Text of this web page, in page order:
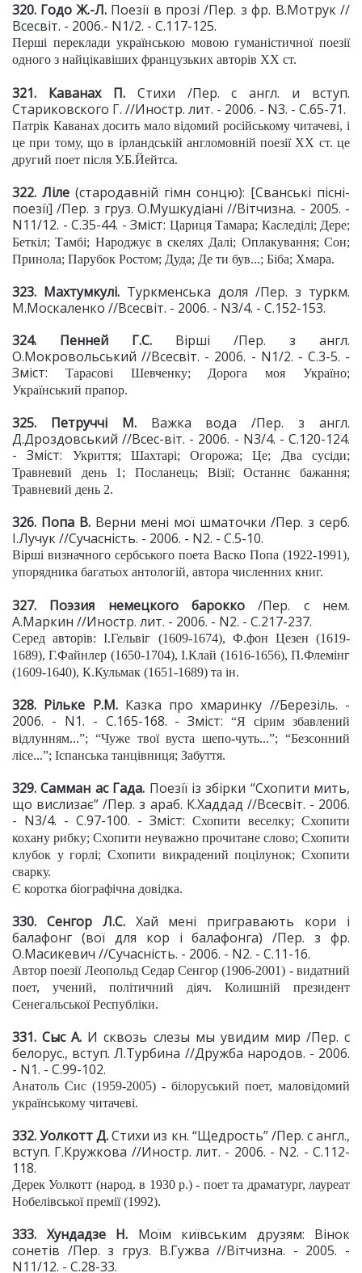
320. Годо Ж.-Л.Поезії в прозі /Пер. з фр. В.Мотрук //
Всесвіт. - 2006.- N1/2. - С.117-125.
Перші переклади українською мовою гуманістичної поезії
одного з найцікавіших французьких авторів ХХ ст.
321. Каванах П.Стихи /Пер. с англ. и вступ.
Стариковского Г. //Иностр. лит. - 2006. - N3. - С.65-71.
Патрік Каванах досить мало відомий російському читачеві, і
це при тому, що в ірландській англомовній поезії ХХ ст. це
другий поет після У.Б.Йейтса.
322. Ліле (стародавній гімн сонцю): [Сванські пісні-
поезії] /Пер. з груз. О.Мушкудіані //Вітчизна. - 2005. -
N11/12. - С.35-44. - Зміст: Цариця Тамара; Каследілі; Дере;
Беткіл; Тамбі; Народжує в скелях Далі; Оплакування; Сон;
Принола; Парубок Ростом; Дуда; Де ти був...; Біба; Хмара.
323. Махтумкулі. Туркменська доля /Пер. з туркм.
М.Москаленко //Всесвіт. - 2006. - N3/4. - С.152-153.
324. Пенней Г.С. Вірші /Пер. з англ.
О.Мокровольський //Всесвіт. - 2006. - N1/2. - С.3-5. -
Зміст:
Тарасові Шевченку; Дорога моя Україно;
Український прапор.
325. Петруччі М.Важка вода /Пер. з англ.
Д.Дроздовський //Всес-віт. - 2006. - N3/4. - С.120-124.
- Зміст:
Укриття; Шахтарі; Огорожа; Це; Два сусіди;
Травневий день 1; Посланець; Візії; Останнє бажання;
Травневий день 2.
326. Попа В. Верни мені мої шматочки /Пер. з серб.
І.Лучук //Сучасність. - 2006. - N2. - С.5-10.
Вірші визначного сербського поета Васко Попа (1922-1991),
упорядника багатьох антологій, автора численних книг.
327. Поэзия немецкого барокко /Пер. с нем.
А.Маркин //Иностр. лит. - 2006. - N2. - С.217-237.
Серед авторів: І.Гельвіг (1609-1674), Ф.фон Цезен (1619-
1689), Г.Файнлер (1650-1704), І.Клай (1616-1656), П.Флемінг
(1609-1640), К.Кульмак (1651-1689) та ін.
328. Рільке Р.М.Казка про хмаринку //Березіль. -
2006. - N1. - С.165-168. - Зміст:“Я сірим збавлений
відлунням...”; “Чуже твої вуста шепо-чуть...”; “Безсонний
лісе...”; Іспанська танцівниця; Забуття.
329. Самман ас Гада. Поезії із збірки “Схопити мить,
що вислизає” /Пер. з араб. К.Хаддад //Всесвіт. - 2006.
- N3/4. - С.97-100. - Зміст: Схопити веселку; Схопити
кохану рибку; Схопити неуважно прочитане слово; Схопити
клубок у горлі; Схопити викрадений поцілунок; Схопити
сварку.
Є коротка біографічна довідка.
330. Сенгор Л.С. Хай мені пригравають кори і
балафонг (вої для кор і балафонга) /Пер. з фр.
О.Масикевич //Сучасність. - 2006. - N2. - С.11-16.
Автор поезії Леопольд Седар Сенгор (1906-2001) - видатний
поет, учений, політичний діяч. Колишній президент
Сенегальської Республіки.
331. Сыс А. И сквозь слезы мы увидим мир /Пер. с
белорус., вступ. Л.Турбина //Дружба народов. - 2006.
- N1. - С.99-102.
Анатоль Сис (1959-2005) - білоруський поет, маловідомий
українському читачеві.
332. Уолкотт Д.Стихи из кн. “Щедрость” /Пер. с англ.,
вступ. Г.Кружкова //Иностр. лит. - 2006. - N2. - С.112-
118.
Дерек Уолкотт (народ. в 1930 р.) - поет та драматург, лауреат
Нобелівської премії (1992).
333. Хундадзе Н. Моїм київським друзям: Вінок
сонетів /Пер. з груз. В.Гужва //Вітчизна. - 2005. -
N11/12. - С.28-33.